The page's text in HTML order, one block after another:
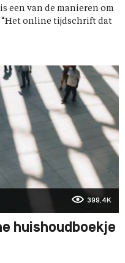
een van de manieren om
online tijdschrift dat
399,4K
huishoudboekje